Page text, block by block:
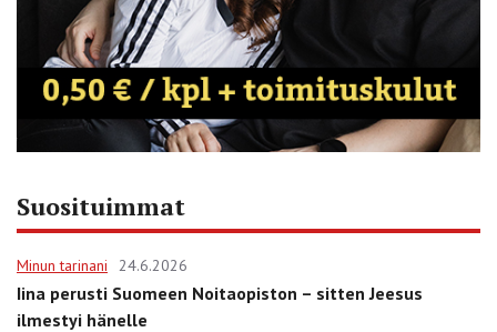
Suosituimmat
Minun tarinani 24.6.2026
Iina perusti Suomeen Noitaopiston – sitten Jeesus
ilmestyi hänelle